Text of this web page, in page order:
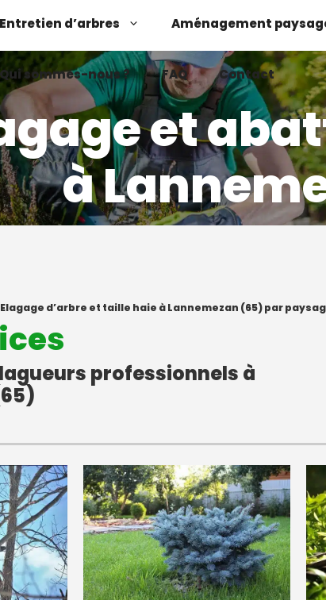
Entretien d’arbres Aménagement
Qui sommes-nous ? FAQ Contact
et
à
Elagage d’arbre et taille haie à Lannemezan (65) par
professionnels à